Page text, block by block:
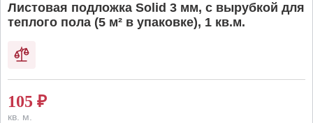
Листовая подложка Solid 3 мм, с вырубкой для
теплого пола (5 м² в упаковке), 1 кв.м.
105 ₽
кв. м.